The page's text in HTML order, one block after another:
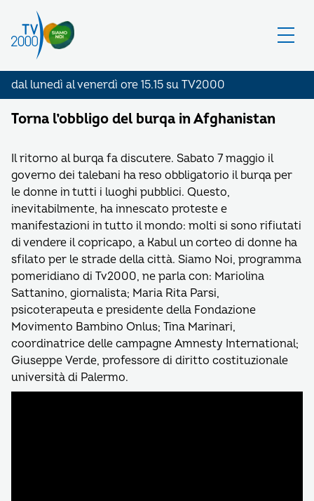
dal lunedì al venerdì ore 15.15 su TV2000
Torna l’obbligo del burqa in Afghanistan
Il ritorno al burqa fa discutere. Sabato 7 maggio il
governo dei talebani ha reso obbligatorio il burqa per
le donne in tutti i luoghi pubblici. Questo,
inevitabilmente, ha innescato proteste e
manifestazioni in tutto il mondo: molti si sono rifiutati
di vendere il copricapo, a Kabul un corteo di donne ha
sfilato per le strade della città. Siamo Noi, programma
pomeridiano di Tv2000, ne parla con: Mariolina
Sattanino, giornalista; Maria Rita Parsi,
psicoterapeuta e presidente della Fondazione
Movimento Bambino Onlus; Tina Marinari,
coordinatrice delle campagne Amnesty International;
Giuseppe Verde, professore di diritto costituzionale
università di Palermo.